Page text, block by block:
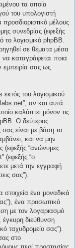
τα οποία
του υπολογιστή
μέλους
συνεδρίας (εφεξής
το λογισμικό phpBB.
σε θέματα μέσα
να καταγράφεται ποια
εμπειρία σας ως
του λογισμικού
αν και αυτά
καλύπτει μόνον τις
Ο δεύτερος
είναι με βάση το
και να μην
(εφεξής “ανώνυμες
(εφεξής “ο
μετά την εγγραφή
σας”).
ένα μοναδικά
ένα προσωπικό
με τον λογαριασμό
διεύθυνση
ταχυδρομείο σας”).
στο